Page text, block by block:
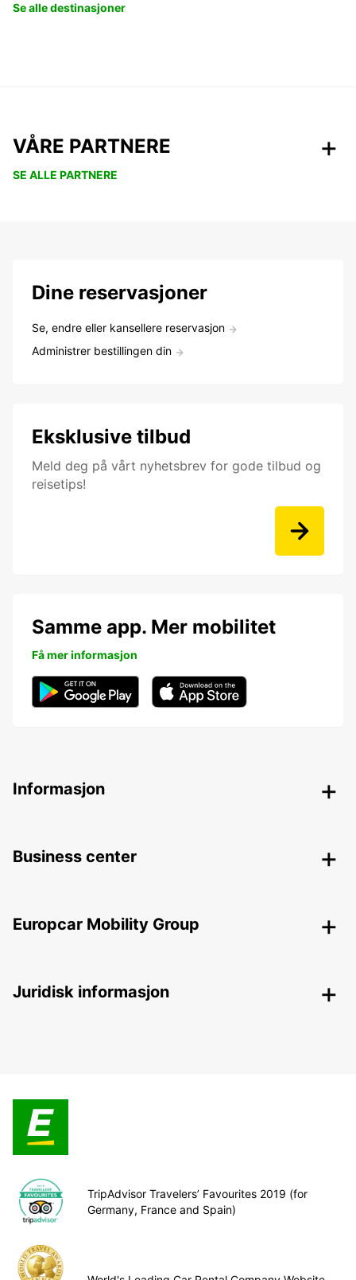
Se alle destinasjoner
VÅRE PARTNERE
SE ALLE PARTNERE
Dine reservasjoner
Se, endre eller kansellere reservasjon
Administrer bestillingen din
Eksklusive tilbud
Meld deg på vårt nyhetsbrev for gode tilbud og
reisetips!
Samme app. Mer mobilitet
Få mer informasjon
Informasjon
Business center
Europcar Mobility Group
Juridisk informasjon
TripAdvisor Travelers’ Favourites 2019 (for
Germany, France and Spain)